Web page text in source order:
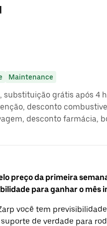
Maintenance
substituição grátis após 4
desconto
desconto farmácia,
preço da primeira
para ganhar o mês
você tem
de verdade para